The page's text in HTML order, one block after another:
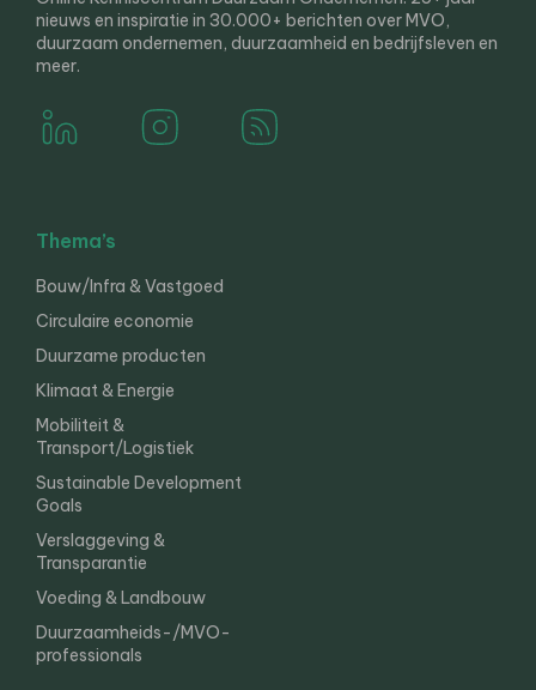
nieuws en inspiratie in 30.000+ berichten over MVO,
duurzaam ondernemen, duurzaamheid en bedrijfsleven en
meer.
Thema’s
Bouw/Infra & Vastgoed
Circulaire economie
Duurzame producten
Klimaat & Energie
Mobiliteit &
Transport/Logistiek
Sustainable Development
Goals
Verslaggeving &
Transparantie
Voeding & Landbouw
Duurzaamheids-/MVO-
professionals